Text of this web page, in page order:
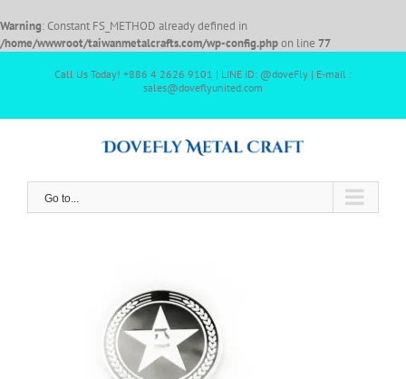
Warning: Constant FS_METHOD already defined in
/home/wwwroot/taiwanmetalcrafts.com/wp-config.phpon line 77
Call Us Today! +886 4 2626 9101 | LINE ID: @doveFly | E-mail :
sales@doveflyunited.com
Go to...